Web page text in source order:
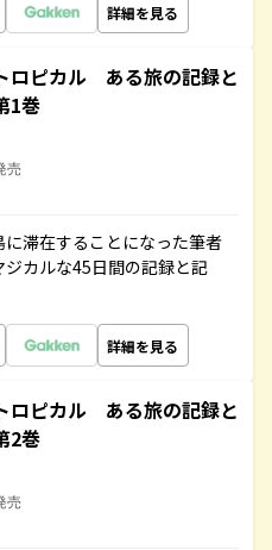
詳細を見る
ロピカル ある旅の記録と
1巻
売
滞在することになった筆者
カルな45日間の記録と記
詳細を見る
ロピカル ある旅の記録と
2巻
売